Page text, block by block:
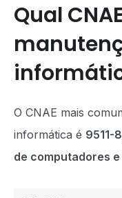
Qual
O CNAE mais
informática é 9511-
de computadores